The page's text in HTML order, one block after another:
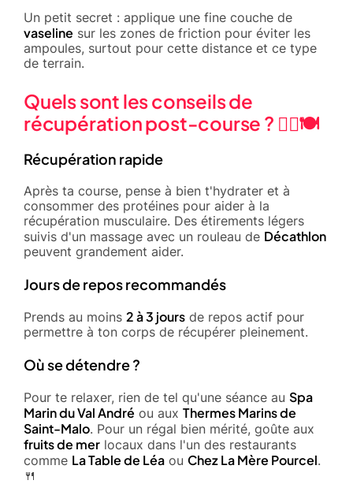
Un petit secret : applique une fine couche de
vaseline sur les zones de friction pour éviter les
ampoules, surtout pour cette distance et ce type
de terrain.
Quels sont les conseils de
récupération post-course ? 🧘‍♂️🍽️
Récupération rapide
Après ta course, pense à bien t'hydrater et à
consommer des protéines pour aider à la
récupération musculaire. Des étirements légers
suivis d'un massage avec un rouleau de Décathlon
peuvent grandement aider.
Jours de repos recommandés
Prends au moins 2 à 3 jours de repos actif pour
permettre à ton corps de récupérer pleinement.
Où se détendre ?
Pour te relaxer, rien de tel qu'une séance au Spa
Marin du Val André ou aux Thermes Marins de
Saint-Malo. Pour un régal bien mérité, goûte aux
fruits de mer locaux dans l'un des restaurants
comme La Table de Léa ou Chez La Mère Pourcel.
🍴